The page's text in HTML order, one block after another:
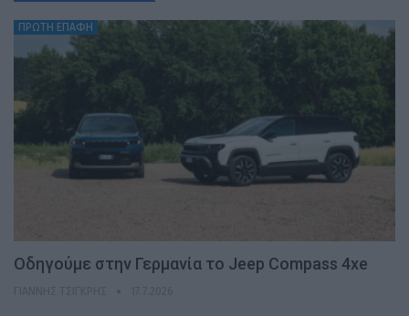
ΠΡΩΤΗ ΕΠΑΦΗ
Οδηγούμε στην Γερμανία το Jeep Compass 4xe